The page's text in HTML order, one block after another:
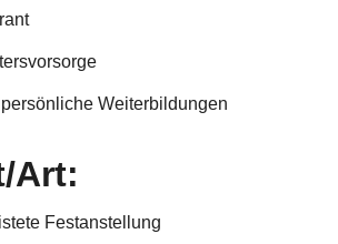
Weiterbildungen
Art:
Festanstellung